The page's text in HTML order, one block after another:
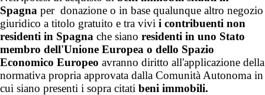
Spagna per donazione o in base qualunque altro negozio
giuridico a titolo gratuito e tra vivi i contribuenti non
residenti in Spagna che siano residenti in uno Stato
membro dell'Unione Europea o dello Spazio
Economico Europeo avranno diritto all'applicazione della
normativa propria approvata dalla Comunità Autonoma in
cui siano presenti i sopra citati beni immobili.